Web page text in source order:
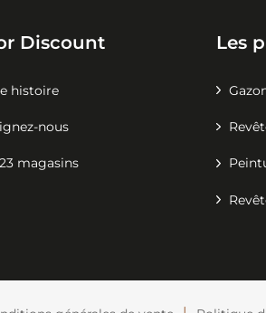
Discount
histoire
nous
magasins
Les